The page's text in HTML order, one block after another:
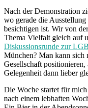
Nach der Demonstration
wo gerade die
besichtigen ist. Wir von
Thema Vielfalt gleich auf
Diskussionsrunde zur
München? Man kann sich
Gesellschaft
Gelegenheit dann lieber
Die Woche startet für
nach einem lebhaften